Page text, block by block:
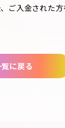
ご入金された
に戻る